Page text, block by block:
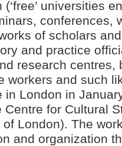
(‘free’ universities
conferences,
of scholars
and practice
research
workers and such
in London in
Centre for Cultural
of London). The
and organization